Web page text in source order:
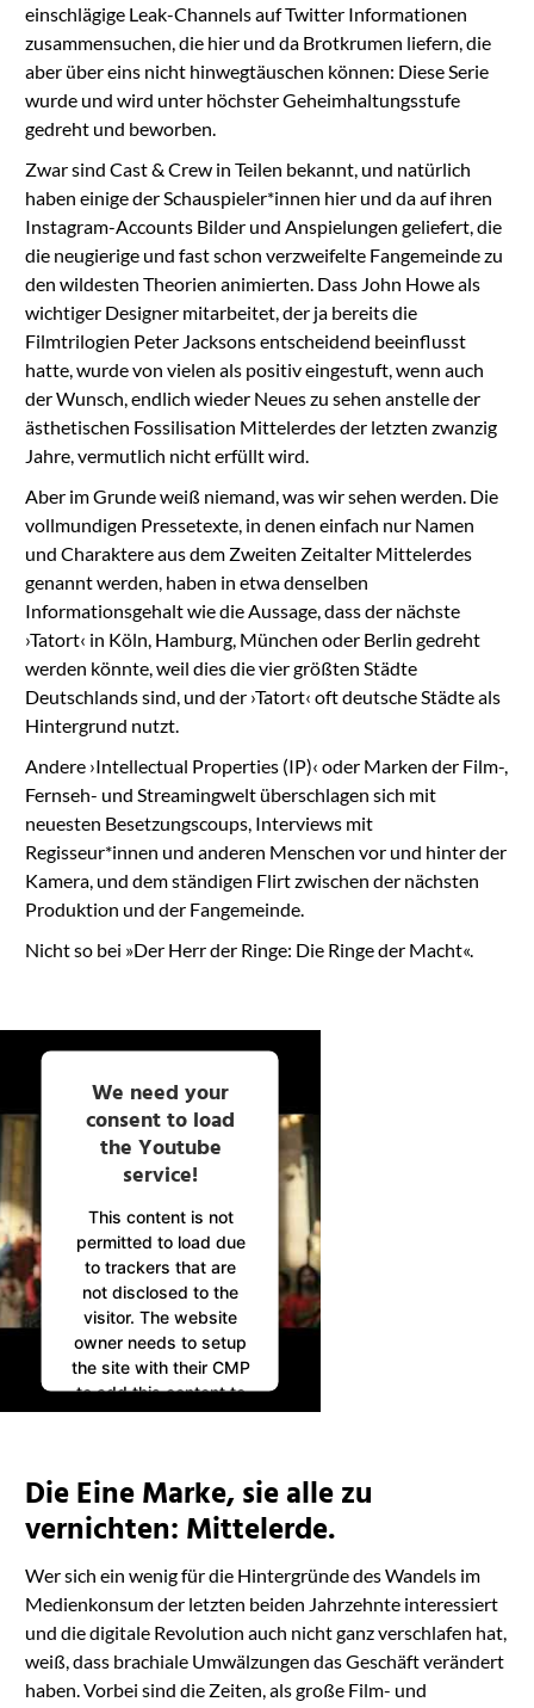
einschlägige Leak-Channels auf Twitter Informationen
zusammensuchen, die hier und da Brotkrumen liefern, die
aber über eins nicht hinwegtäuschen können: Diese Serie
wurde und wird unter höchster Geheimhaltungsstufe
gedreht und beworben.
Zwar sind Cast & Crew in Teilen bekannt, und natürlich
haben einige der Schauspieler*innen hier und da auf ihren
Instagram-Accounts Bilder und Anspielungen geliefert, die
die neugierige und fast schon verzweifelte Fangemeinde zu
den wildesten Theorien animierten. Dass John Howe als
wichtiger Designer mitarbeitet, der ja bereits die
Filmtrilogien Peter Jacksons entscheidend beeinflusst
hatte, wurde von vielen als positiv eingestuft, wenn auch
der Wunsch, endlich wieder Neues zu sehen anstelle der
ästhetischen Fossilisation Mittelerdes der letzten zwanzig
Jahre, vermutlich nicht erfüllt wird.
Aber im Grunde weiß niemand, was wir sehen werden. Die
vollmundigen Pressetexte, in denen einfach nur Namen
und Charaktere aus dem Zweiten Zeitalter Mittelerdes
genannt werden, haben in etwa denselben
Informationsgehalt wie die Aussage, dass der nächste
›Tatort‹ in Köln, Hamburg, München oder Berlin gedreht
werden könnte, weil dies die vier größten Städte
Deutschlands sind, und der ›Tatort‹ oft deutsche Städte als
Hintergrund nutzt.
Andere ›Intellectual Properties (IP)‹ oder Marken der Film-,
Fernseh- und Streamingwelt überschlagen sich mit
neuesten Besetzungscoups, Interviews mit
Regisseur*innen und anderen Menschen vor und hinter der
Kamera, und dem ständigen Flirt zwischen der nächsten
Produktion und der Fangemeinde.
Nicht so bei »Der Herr der Ringe: Die Ringe der Macht«.
We need your
consent to load
the Youtube
service!
This content is not
permitted to load due
to trackers that are
not disclosed to the
visitor. The website
owner needs to setup
the site with their CMP
to add this content to
the list of technologies
Usercentrics Consent
Management
Platform
Die Eine Marke, sie alle zu
vernichten: Mittelerde.
Wer sich ein wenig für die Hintergründe des Wandels im
Medienkonsum der letzten beiden Jahrzehnte interessiert
und die digitale Revolution auch nicht ganz verschlafen hat,
weiß, dass brachiale Umwälzungen das Geschäft verändert
haben. Vorbei sind die Zeiten, als große Film- und